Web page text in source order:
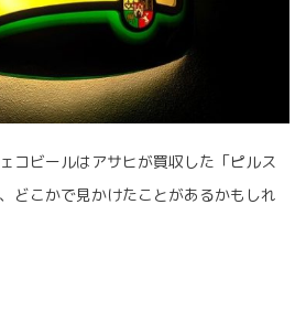
コビールはアサヒが買収した「ピルス
どこかで見かけたことがあるかもしれ